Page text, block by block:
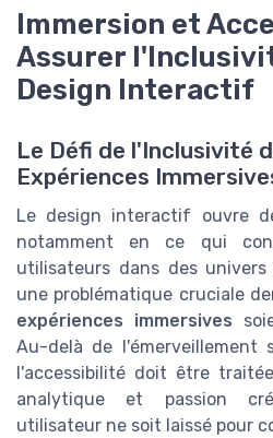
Immersion et
Assurer
Design Interactif
Le Défi de l'Inclusivité
Expériences
Le design interactif ouvre
notamment en ce qui
utilisateurs dans des univers
une problématique cruciale
expériences immersives
Au-delà de l'émerveillement
l'accessibilité doit être
analytique et passion
utilisateur ne soit laissé pour